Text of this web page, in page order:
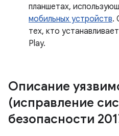
планшетах,
мобильных устройств.
тех, кто
Play.
Описание
(исправление
безопасности